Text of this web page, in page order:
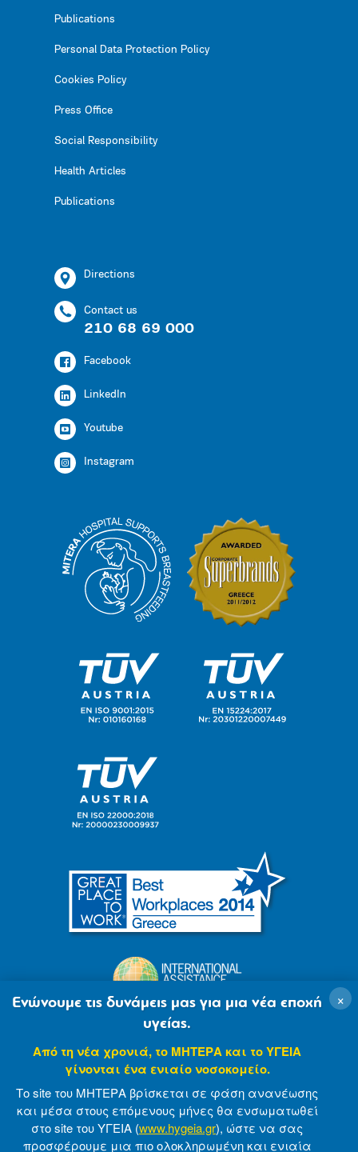
Publications
Personal Data Protection Policy
Cookies Policy
Press Office
Social Responsibility
Health Articles
Publications
Directions
Contact us
210 68 69 000
Facebook
LinkedIn
Youtube
Instagram
© 2007-2021 MITERA S.A Privacy Policy
×
Ενώνουμε τις δυνάμεις μας για μια νέα εποχή
υγείας.
Από τη νέα χρονιά, το ΜΗΤΕΡΑ και το ΥΓΕΙΑ
γίνονται ένα ενιαίο νοσοκομείο.
Το site του ΜΗΤΕΡΑ βρίσκεται σε φάση ανανέωσης
και μέσα στους επόμενους μήνες θα ενσωματωθεί
στο site του ΥΓΕΙΑ (www.hygeia.gr), ώστε να σας
προσφέρουμε μια πιο ολοκληρωμένη και ενιαία